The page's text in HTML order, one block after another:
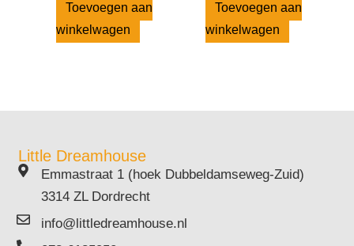
Toevoegen aan
winkelwagen
Toevoegen aan
winkelwagen
Little Dreamhouse
Emmastraat 1 (hoek Dubbeldamseweg-Zuid)
3314 ZL Dordrecht
info@littledreamhouse.nl